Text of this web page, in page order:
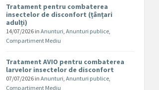
Tratament pentru combaterea
insectelor de disconfort (țânțari
adulți)
14/07/2026 inAnunturi,Anunturi publice,
Compartiment Mediu
Tratament AVIO pentru combaterea
larvelor insectelor de disconfort
07/07/2026 inAnunturi,Anunturi publice,
Compartiment Mediu